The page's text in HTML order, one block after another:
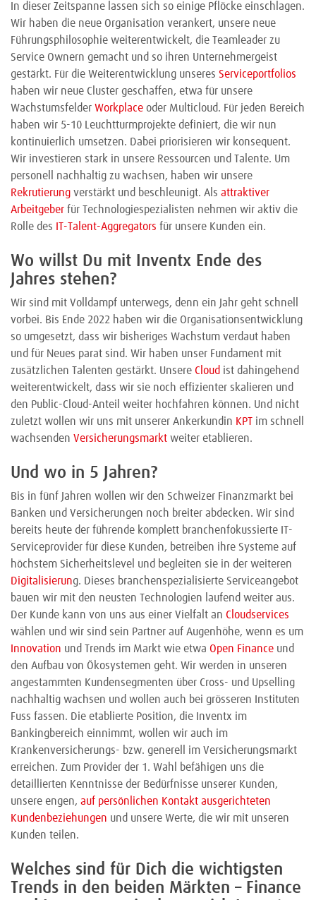
In dieser Zeitspanne lassen sich so einige Pflöcke einschlagen.
Wir haben die neue Organisation verankert, unsere neue
Führungsphilosophie weiterentwickelt, die Teamleader zu
Service Ownern gemacht und so ihren Unternehmergeist
gestärkt. Für die Weiterentwicklung unseres Serviceportfolios
haben wir neue Cluster geschaffen, etwa für unsere
Wachstumsfelder Workplace oder Multicloud. Für jeden Bereich
haben wir 5-10 Leuchtturmprojekte definiert, die wir nun
kontinuierlich umsetzen. Dabei priorisieren wir konsequent.
Wir investieren stark in unsere Ressourcen und Talente. Um
personell nachhaltig zu wachsen, haben wir unsere
Rekrutierung verstärkt und beschleunigt. Als attraktiver
Arbeitgeber für Technologiespezialisten nehmen wir aktiv die
Rolle des IT-Talent-Aggregators für unsere Kunden ein.
Wo willst Du mit Inventx Ende des
Jahres stehen?
Wir sind mit Volldampf unterwegs, denn ein Jahr geht schnell
vorbei. Bis Ende 2022 haben wir die Organisationsentwicklung
so umgesetzt, dass wir bisheriges Wachstum verdaut haben
und für Neues parat sind. Wir haben unser Fundament mit
zusätzlichen Talenten gestärkt. Unsere Cloud ist dahingehend
weiterentwickelt, dass wir sie noch effizienter skalieren und
den Public-Cloud-Anteil weiter hochfahren können. Und nicht
zuletzt wollen wir uns mit unserer Ankerkundin KPT im schnell
wachsenden Versicherungsmarkt weiter etablieren.
Und wo in 5 Jahren?
Bis in fünf Jahren wollen wir den Schweizer Finanzmarkt bei
Banken und Versicherungen noch breiter abdecken. Wir sind
bereits heute der führende komplett branchenfokussierte IT-
Serviceprovider für diese Kunden, betreiben ihre Systeme auf
höchstem Sicherheitslevel und begleiten sie in der weiteren
Digitalisierung. Dieses branchenspezialisierte Serviceangebot
bauen wir mit den neusten Technologien laufend weiter aus.
Der Kunde kann von uns aus einer Vielfalt an Cloudservices
wählen und wir sind sein Partner auf Augenhöhe, wenn es um
Innovation und Trends im Markt wie etwa Open Finance und
den Aufbau von Ökosystemen geht. Wir werden in unseren
angestammten Kundensegmenten über Cross- und Upselling
nachhaltig wachsen und wollen auch bei grösseren Instituten
Fuss fassen. Die etablierte Position, die Inventx im
Bankingbereich einnimmt, wollen wir auch im
Krankenversicherungs- bzw. generell im Versicherungsmarkt
erreichen. Zum Provider der 1. Wahl befähigen uns die
detaillierten Kenntnisse der Bedürfnisse unserer Kunden,
unsere engen, auf persönlichen Kontakt ausgerichteten
Kundenbeziehungen und unsere Werte, die wir mit unseren
Kunden teilen.
Welches sind für Dich die wichtigsten
Trends in den beiden Märkten – Finance